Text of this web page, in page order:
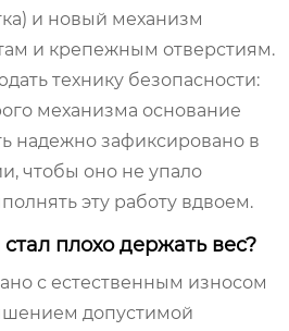
и новый механизм
и крепежным отверстиям.
технику безопасности:
механизма основание
надежно зафиксировано в
чтобы оно не упало
эту работу вдвоем.
плохо держать вес?
с естественным износом
допустимой